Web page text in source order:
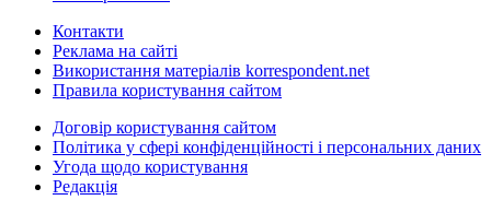
Контакти
Реклама на сайті
Використання матеріалів korrespondent.net
Правила користування сайтом
Договір користування сайтом
Політика у сфері конфіденційності і персональних даних
Угода щодо користування
Редакція